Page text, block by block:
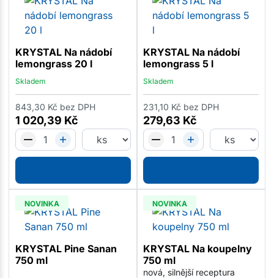
KRYSTAL Na nádobí
lemongrass 20 l
Skladem
1 020,39 Kč
843,30 Kč bez DPH
KRYSTAL Na nádobí
lemongrass 5 l
Skladem
279,63 Kč
231,10 Kč bez DPH
NOVINKA
KRYSTAL Pine Sanan
750 ml
NOVINKA
KRYSTAL Na koupelny
750 ml
nová, silnější receptura